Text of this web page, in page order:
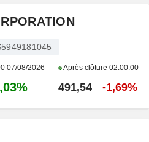
07/08/2026 Après clôture 02:00:00
491,54 -1,69%